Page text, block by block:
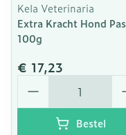
Kela Veterinaria
Extra Kracht Hond
100g
€ 17,23
Aantal
Bestel